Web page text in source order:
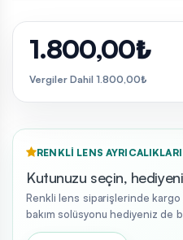
1.800,00₺
Vergiler Dahil 1.800,00₺
RENKLI LENS AYRICALIKLARI
Kutunuzu seçin,
Renkli lens siparişlerinde
bakım solüsyonu hediyeniz de